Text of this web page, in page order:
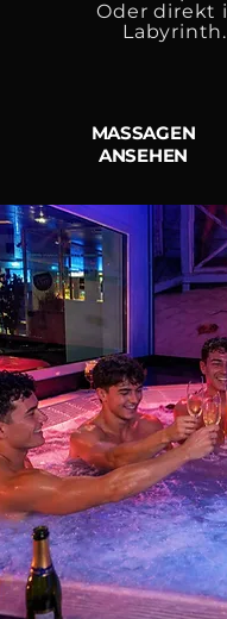
Oder direkt
Labyrinth.
MASSAGEN
ANSEHEN